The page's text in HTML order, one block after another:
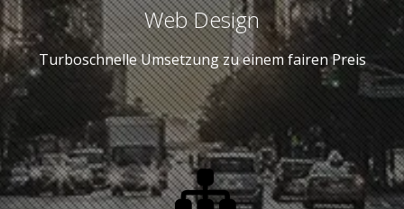
Web Design
Turboschnelle Umsetzung zu einem fairen Preis